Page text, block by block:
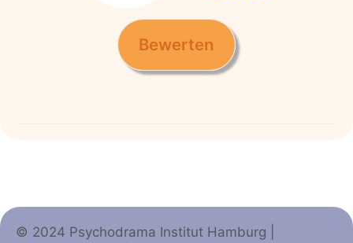
Bewerten
© 2024 Psychodrama Institut Hamburg |